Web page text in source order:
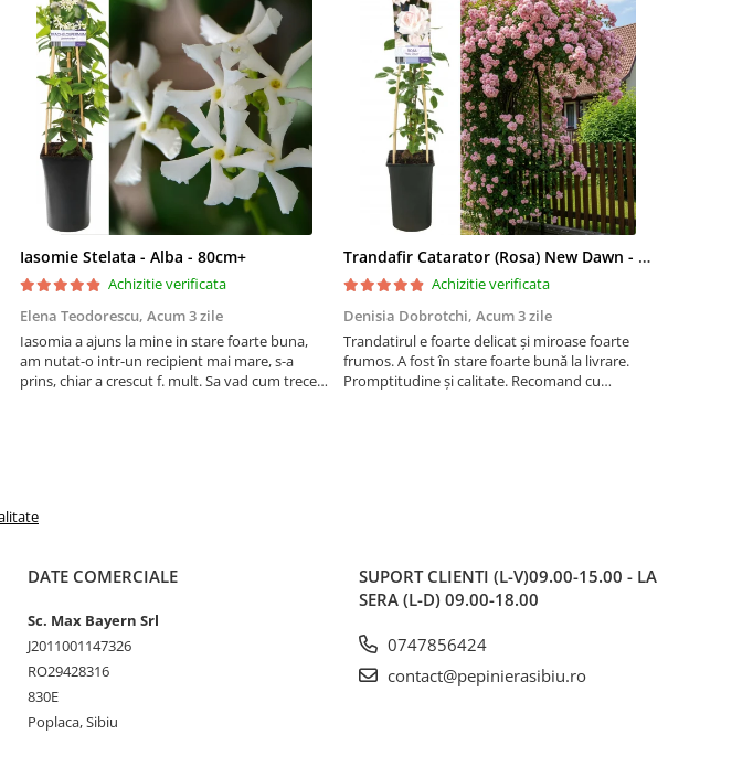
Iasomie Stelata - Alba - 80cm+
Achizitie verificata
Elena Teodorescu, Acum 3 zile
Iasomia a ajuns la mine in stare foarte buna,
am nutat-o intr-un recipient mai mare, s-a
prins, chiar a crescut f. mult. Sa vad cum trece
Trandafir Catarator (Rosa) New Dawn - 75cm
Achizitie verificata
Denisia Dobrotchi, Acum 3 zile
Trandatirul e foarte delicat și miroase foarte
frumos. A fost în stare foarte bună la livrare.
Promptitudine și calitate. Recomand cu
DATE COMERCIALE
Sc. Max Bayern Srl
J2011001147326
RO29428316
830E
Poplaca, Sibiu
SUPORT CLIENTI (L-V)09.00-15.00 - LA
SERA (L-D) 09.00-18.00
0747856424
contact@pepinierasibiu.ro